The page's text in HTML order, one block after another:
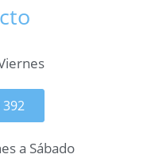
392
a Sábado